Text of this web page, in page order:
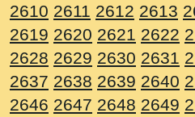
2610 2611 2612 2613
2619 2620 2621 2622
2628 2629 2630 2631
2637 2638 2639 2640
2646 2647 2648 2649